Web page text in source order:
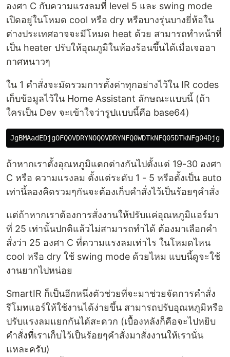
องศา C กับความแรงลมที่ level 5 และ swing mode
เปิดอยู่ในโหมด cool หรือ dry หรือบางรุ่นบางยี่ห้อใน
ต่างประเทศอาจจะมีโหมด heat ด้วย สามารถทำหน้าที่
เป็น heater ปรับให้อุณภูมิในห้องร้อนขึ้นได้เมื่อเจออา
กาศหนาวๆ
ใน 1 คำสั่งจะมัดรวมการตั้งค่าทุกอย่างไว้ใน IR codes
เก็บข้อมูลไว้ใน Home Assistant ลักษณะแบบนี้ (ถ้า
ใครเป็น Dev จะเข้าใจว่ารูปแบบนี้คือ base64)
ถ้าหากเราตั้งอุณหภูมิแตกต่างกันไปตั้งแต่ 19-30 องศา
C หรือ ความแรงลม ตั้งแต่ระดับ 1 - 5 หรือตั้งเป็น auto
เท่านี้ลองคิดรวมๆกันจะต้องเก็บคำสั่งไว้เป็นร้อยๆคำสั่ง
แต่ถ้าหากเราต้องการสั่งงานให้ปรับแค่อุณหภูมิแอร์มา
ที่ 25 เท่านั้นปกติแล้วไม่สามารถทำได้ ต้องมาเลือกคำ
สั่งว่า 25 องศา C ที่ความแรงลมเท่าไร ในโหมดไหน
cool หรือ dry ใช้ swing mode ด้วยไหม แบบนี้ดูจะใช้
งานยากไปหน่อย
SmartIR ก็เป็นอีกหนึ่งตัวช่วยที่จะมาช่วยจัดการคำสั่ง
รีโมทแอร์ให้ใช้งานได้ง่ายขึ้น สามารถปรับอุณหภูมิหรือ
ปรับแรงลมแยกกันได้สะดวก (เบื้องหลังก็คือจะไปหยิบ
คำสั่งที่เราเก็บไว้เป็นร้อยๆคำสั่งมาสั่งงานให้เรานั่น
แหละครับ)